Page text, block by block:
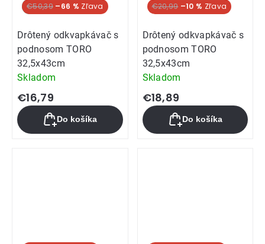
SUPER CENA
€50,39 –66 %
Drôtený odkvapkávač s
podnosom TORO
32,5x43cm
Skladom
€16,79
Do košíka
€20,99 –10 %
Drôtený odkvapkávač s
podnosom TORO
32,5x43cm
Skladom
€18,89
Do košíka